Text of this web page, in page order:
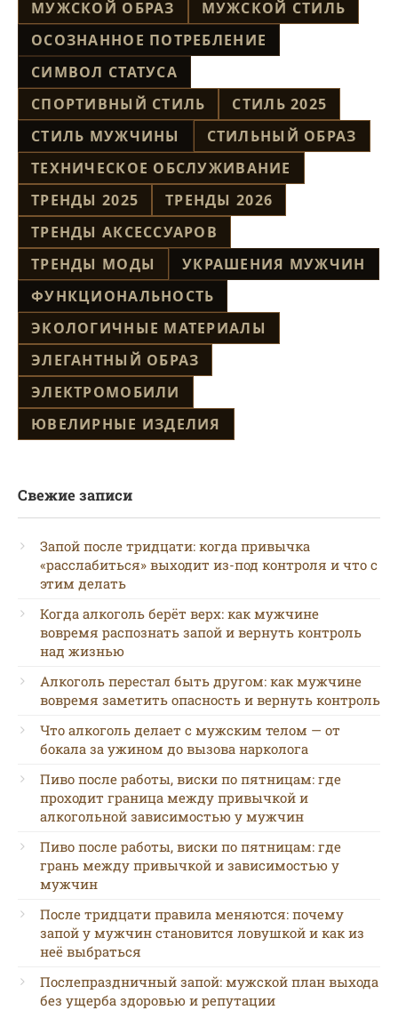
МУЖСКОЙ ОБРАЗ
МУЖСКОЙ СТИЛЬ
ОСОЗНАННОЕ ПОТРЕБЛЕНИЕ
СИМВОЛ СТАТУСА
СПОРТИВНЫЙ СТИЛЬ
СТИЛЬ 2025
СТИЛЬ МУЖЧИНЫ
СТИЛЬНЫЙ ОБРАЗ
ТЕХНИЧЕСКОЕ ОБСЛУЖИВАНИЕ
ТРЕНДЫ 2025
ТРЕНДЫ 2026
ТРЕНДЫ АКСЕССУАРОВ
ТРЕНДЫ МОДЫ
УКРАШЕНИЯ МУЖЧИН
ФУНКЦИОНАЛЬНОСТЬ
ЭКОЛОГИЧНЫЕ МАТЕРИАЛЫ
ЭЛЕГАНТНЫЙ ОБРАЗ
ЭЛЕКТРОМОБИЛИ
ЮВЕЛИРНЫЕ ИЗДЕЛИЯ
Свежие записи
Запой после тридцати: когда привычка
«расслабиться» выходит из-под контроля и что с
этим делать
Когда алкоголь берёт верх: как мужчине
вовремя распознать запой и вернуть контроль
над жизнью
Алкоголь перестал быть другом: как мужчине
вовремя заметить опасность и вернуть контроль
Что алкоголь делает с мужским телом — от
бокала за ужином до вызова нарколога
Пиво после работы, виски по пятницам: где
проходит граница между привычкой и
алкогольной зависимостью у мужчин
Пиво после работы, виски по пятницам: где
грань между привычкой и зависимостью у
мужчин
После тридцати правила меняются: почему
запой у мужчин становится ловушкой и как из
неё выбраться
Послепраздничный запой: мужской план выхода
без ущерба здоровью и репутации